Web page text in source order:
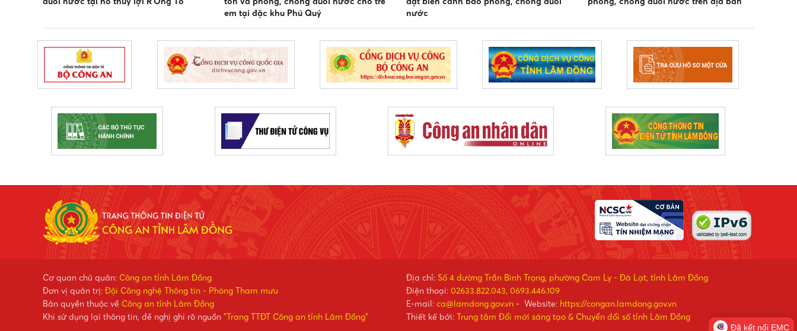
em tại đặc khu Phú Quý
nước
Cơ quan chủ quản: Công an tỉnh Lâm Đồng
Đơn vị quản trị: Đội Công nghệ Thông tin - Phòng Tham mưu
Bản quyền thuộc về Công an tỉnh Lâm Đồng
Khi sử dụng lại thông tin, đề nghị ghi rõ nguồn "Trang TTĐT Công an tỉnh Lâm Đồng"
Địa chỉ: Số 4 đường Trần Bình Trọng, phường Cam Ly - Đà Lạt, tỉnh Lâm Đồng
Điện thoại: 02633.822.043, 0693.446.109
E-mail: ca@lamdong.gov.vn- Website: https://congan.lamdong.gov.vn
Thiết kế bởi: Trung tâm Đổi mới sáng tạo & Chuyển đổi số tỉnh Lâm Đồng
Đã kết nối EMC